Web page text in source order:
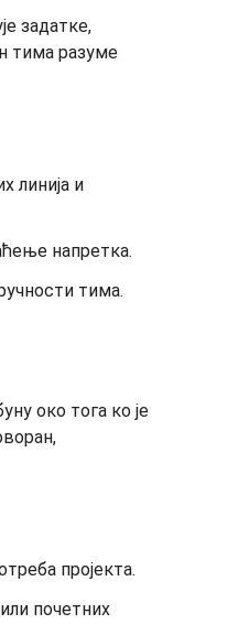
задатке,
тима разуме
линија и
напретка.
тима.
око тога ко је
пројекта.
почетних